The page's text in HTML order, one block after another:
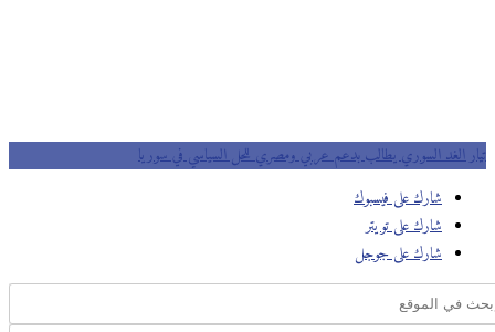
الغد السوري يطالب بدعم عربي ومصري للحل السياسي في سوريا
شارك على فيسبوك
شارك على تويتر
شارك على جوجل